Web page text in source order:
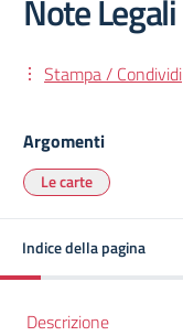
Note Legali
Stampa / Condividi
Argomenti
Le carte
Indice della pagina
Descrizione